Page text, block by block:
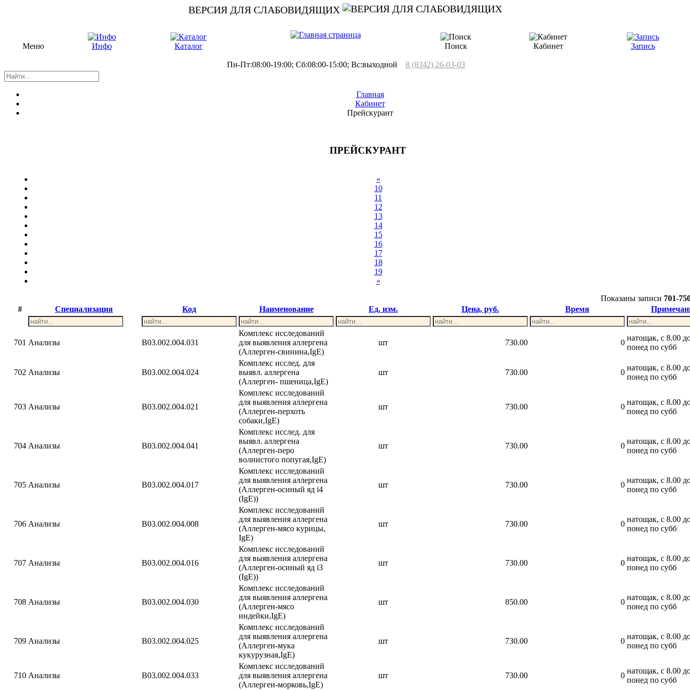
ВЕРСИЯ ДЛЯ СЛАБОВИДЯЩИХ
Меню Инфо Каталог Поиск Кабинет Запись
Пн-Пт:08:00-19:00; Сб:08:00-15:00; Вс:выходной 8 (8342) 26-03-03
Главная
Кабинет
Прейскурант
ПРЕЙСКУРАНТ
«
10
11
12
13
14
15
16
17
18
19
»
Показаны записи 701-
#
Специализация Код Наименование Ед. изм. Цена, руб. Время
701 Анализы B03.002.004.031
Комплекс исследований
для выявления аллергена
(Аллерген-свинина,IgE)
шт 730.00 0
натощак, с 8.00
понед по субб
702 Анализы B03.002.004.024
Комплекс исслед. для
выявл. аллергена
(Аллерген- пшеница,IgE)
шт 730.00 0
натощак, с 8.00
понед по субб
703 Анализы B03.002.004.021
Комплекс исследований
для выявления аллергена
(Аллерген-перхоть
собаки,IgE)
шт 730.00 0
натощак, с 8.00
понед по субб
704 Анализы B03.002.004.041
Комплекс исслед. для
выявл. аллергена
(Аллерген-перо
волнистого попугая,IgE)
шт 730.00 0
натощак, с 8.00
понед по субб
705 Анализы B03.002.004.017
Комплекс исследований
для выявления аллергена
(Аллерген-осиный яд i4
(IgE))
шт 730.00 0
натощак, с 8.00
понед по субб
706 Анализы B03.002.004.008
Комплекс исследований
для выявления аллергена
(Аллерген-мясо курицы,
IgE)
шт 730.00 0
натощак, с 8.00
понед по субб
707 Анализы B03.002.004.016
Комплекс исследований
для выявления аллергена
(Аллерген-осиный яд i3
(IgE))
шт 730.00 0
натощак, с 8.00
понед по субб
708 Анализы B03.002.004.030
Комплекс исследований
для выявления аллергена
(Аллерген-мясо
индейки,IgE)
шт 850.00 0
натощак, с 8.00
понед по субб
709 Анализы B03.002.004.025
Комплекс исследований
для выявления аллергена
(Аллерген-мука
кукурузная,IgE)
шт 730.00 0
натощак, с 8.00
понед по субб
710 Анализы B03.002.004.033
Комплекс исследований
для выявления аллергена
(Аллерген-морковь,IgE)
шт 730.00 0
натощак, с 8.00
понед по субб